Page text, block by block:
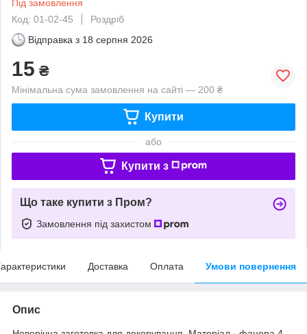
Під замовлення
Код: 01-02-45
Роздріб
Відправка з 18 серпня 2026
15 ₴
Мінімальна сума замовлення на сайті — 200 ₴
Купити
або
Купити з
Що таке купити з Пром?
Замовлення під захистом
Доставка Оплата Умови повернення
Опис